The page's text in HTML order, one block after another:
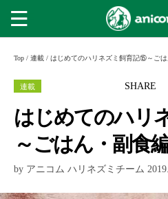
Top / 連載 / はじめてのハリネズミ飼育記⑮～ごは
SHARE
連載
はじめてのハリ
～ごはん・副食
by アニコム ハリネズミチーム